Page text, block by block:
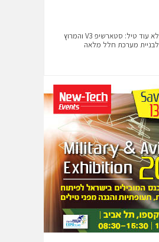
לא עוד טיל: סטארשיפ V3 והמרוץ
לבניית מערכת חלל מלאה